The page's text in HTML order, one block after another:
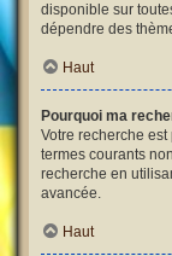
disponible sur
dépendre des
Haut
Pourquoi ma
Votre recherche
termes courants
recherche en
avancée.
Haut